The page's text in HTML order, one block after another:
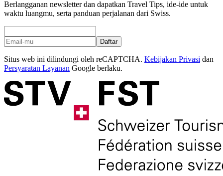
Berlangganan newsletter dan dapatkan Travel Tips, ide-ide untuk
waktu luangmu, serta panduan perjalanan dari Swiss.
Daftar
Situs web ini dilindungi oleh reCAPTCHA. Kebijakan Privasi dan
Persyaratan Layanan Google berlaku.